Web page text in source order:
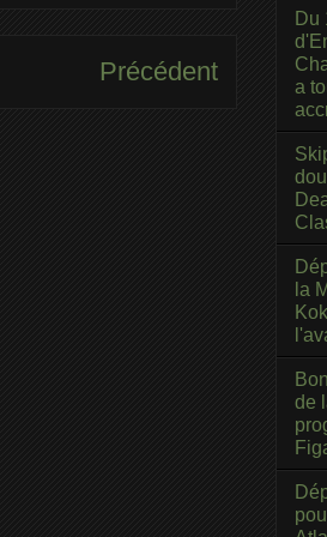
Précédent
Du
a
la
de